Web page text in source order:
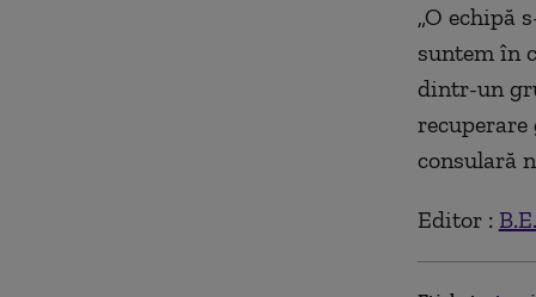
„O echipă
suntem în
dintr-un
consulară
Editor : B.E.